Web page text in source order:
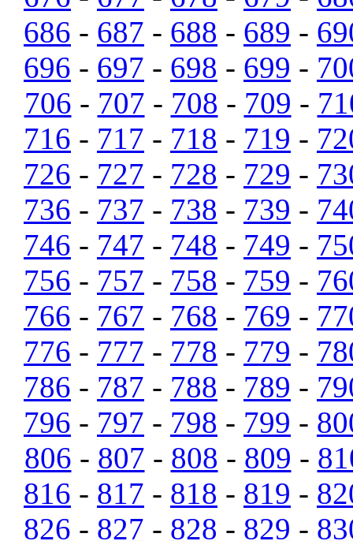
686 - 687 - 688 - 689 -
696 - 697 - 698 - 699 -
706 - 707 - 708 - 709 -
716 - 717 - 718 - 719 -
726 - 727 - 728 - 729 -
736 - 737 - 738 - 739 -
746 - 747 - 748 - 749 -
756 - 757 - 758 - 759 -
766 - 767 - 768 - 769 -
776 - 777 - 778 - 779 -
786 - 787 - 788 - 789 -
796 - 797 - 798 - 799 -
806 - 807 - 808 - 809 -
816 - 817 - 818 - 819 -
826 - 827 - 828 - 829 -